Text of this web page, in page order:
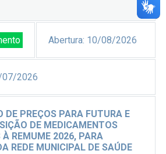
Abertura: 10/08/2026
2026
DE PREÇOS PARA FUTURA E
DE MEDICAMENTOS
À REMUME 2026, PARA
REDE MUNICIPAL DE SAÚDE